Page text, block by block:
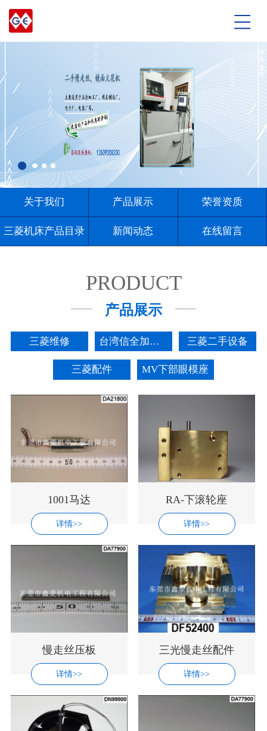
关于我们 产品展示 荣誉资质
三菱机床产品目录 新闻动态 在线留言
PRODUCT
产品展示
三菱维修 台湾信全加工中心 三菱二手设备
三菱配件 MV下部眼模座
1001马达
详情>>
RA-下滚轮座
详情>>
慢走丝压板
详情>>
三光慢走丝配件
详情>>